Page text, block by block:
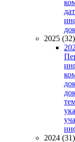
2025 (32)
2024 (31)